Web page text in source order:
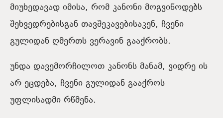
მიუხედავად იმისა, რომ კანონი მოგვიწოდებს
შეხვედრებისგან თავშეკავებისაკენ, ჩვენი
გულიდან ღმერთს ვერავინ გააქრობს.
უნდა დავემორჩილოთ კანონს მანამ, ვიდრე ის
არ ეცდება, ჩვენი გულიდან გააქროს
უფლისადმი რწმენა.